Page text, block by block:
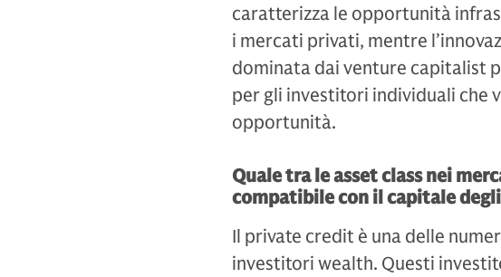
caratterizza le opportunità
i mercati privati, mentre
dominata dai venture capitalist
per gli investitori individuali che
opportunità.
Quale tra le asset class nei
compatibile con il capitale
Il private credit è una delle
investitori wealth. Questi